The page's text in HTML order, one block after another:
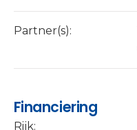
Partner(s):
Financiering
Rijk: